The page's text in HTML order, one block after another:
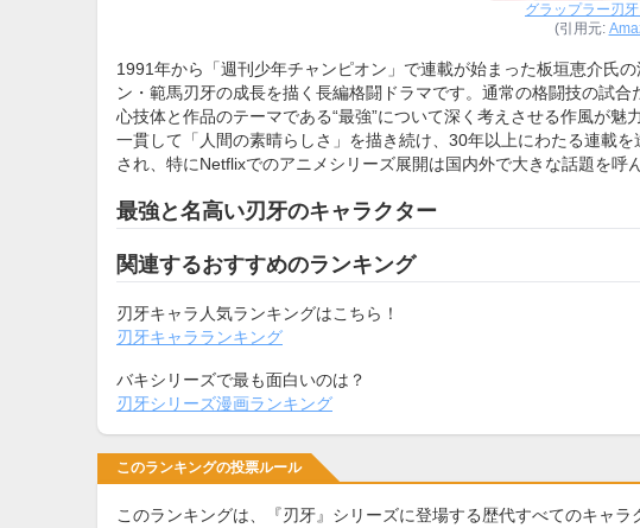
グラップラー刃牙
(引用元:
1991年から「週刊少年チャンピオン」で連載が始まった板垣恵介氏
ン・範馬刃牙の成長を描く長編格闘ドラマです。通常の格闘技の試
心技体と作品のテーマである“最強”について深く考えさせる作風が
一貫して「人間の素晴らしさ」を描き続け、30年以上にわたる連載
され、特にNetflixでのアニメシリーズ展開は国内外で大きな話題を呼
最強と名高い刃牙のキャラクター
関連するおすすめのランキング
刃牙キャラ人気ランキングはこちら！
刃牙キャラランキング
バキシリーズで最も面白いのは？
刃牙シリーズ漫画ランキング
このランキングの投票ルール
このランキングは、『刃牙』シリーズに登場する歴代すべてのキャ